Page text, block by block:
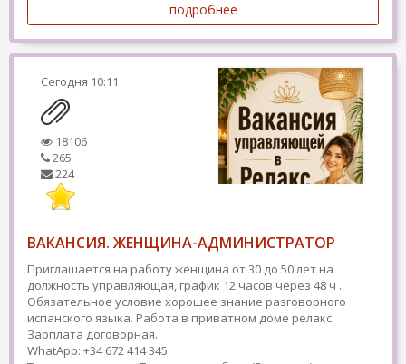
подробнее
Сегодня 10:11
18106
265
224
ВАКАНСИЯ. ЖЕНЩИНА-АДМИНИСТРАТОР
Приглашается на работу женщина от 30 до 50 лет на
должность управляющая, график 12 часов через 48 ч .
Обязательное условие хорошее знание разговорного
испанского языка. Работа в приватном доме релакс.
Зарплата договорная.
WhatApp: +34 672 414 345